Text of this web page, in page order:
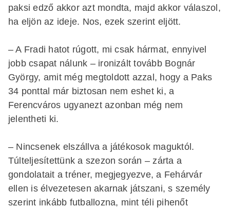
paksi edző akkor azt mondta, majd akkor válaszol,
ha eljön az ideje. Nos, ezek szerint eljött.
– A Fradi hatot rúgott, mi csak hármat, ennyivel
jobb csapat nálunk – ironizált tovább Bognár
György, amit még megtoldott azzal, hogy a Paks
34 ponttal már biztosan nem eshet ki, a
Ferencváros ugyanezt azonban még nem
jelentheti ki.
– Nincsenek elszállva a játékosok maguktól.
Túlteljesítettünk a szezon során – zárta a
gondolatait a tréner, megjegyezve, a Fehárvár
ellen is élvezetesen akarnak játszani, s személy
szerint inkább futballozna, mint téli pihenőt